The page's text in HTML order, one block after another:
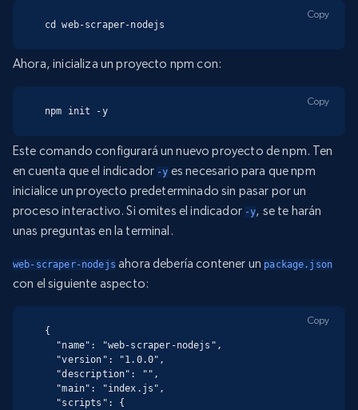
cd web-scraper-nodejs
Copy
Ahora, inicializa un proyecto npm con:
npm init -y
Copy
Este comando configurará un nuevo proyecto de npm. Ten
en cuenta que el indicador -y es necesario para que npm
inicialice un proyecto predeterminado sin pasar por un
proceso interactivo. Si omites el indicador -y, se te harán
unas preguntas en la terminal.
web-scraper-nodejs ahora debería contener un package.json
con el siguiente aspecto:
{
Copy